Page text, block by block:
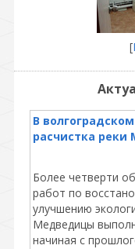
[
В
расчистка
Более четверти
работ по
улучшению
Медведицы
начиная с